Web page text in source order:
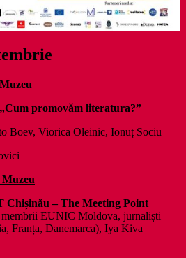
„Cum promovăm literatura?”
Boev, Viorica Oleinic, Ionuț Sociu
– The Meeting Point
membrii EUNIC Moldova, jurnaliști
Franța, Danemarca), Iya Kiva